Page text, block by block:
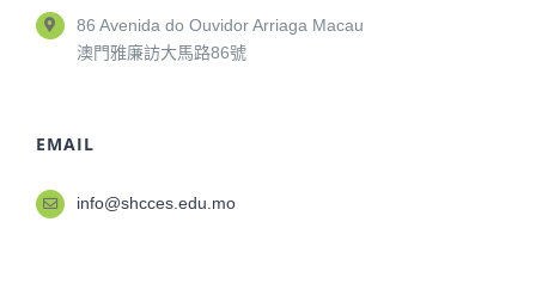
86 Avenida do Ouvidor Arriaga Macau
澳門雅廉訪大馬路86號
EMAIL
info@shcces.edu.mo